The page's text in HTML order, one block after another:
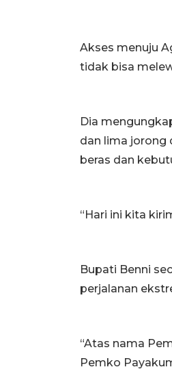
Akses menuju
tidak bisa
Dia
dan lima jorong
beras dan
“Hari ini kita
Bupati Benni
perjalanan
“Atas nama
Pemko